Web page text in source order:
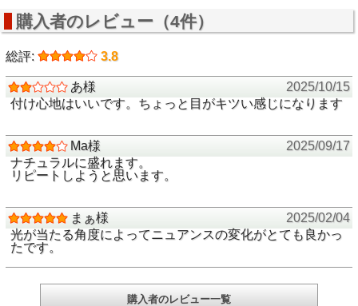
購入者のレビュー（4件）
総評: 3.8
あ様
2025/10/15
付け心地はいいです。ちょっと目がキツい感じになります
Ma様
2025/09/17
ナチュラルに盛れます。
リピートしようと思います。
まぁ様
2025/02/04
光が当たる角度によってニュアンスの変化がとても良かっ
たです。
購入者のレビュー一覧